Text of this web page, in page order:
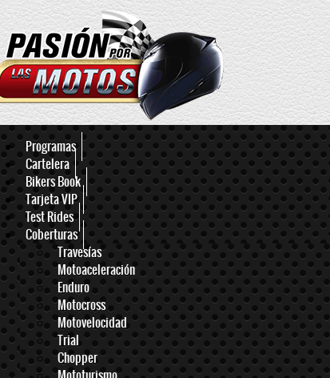
Programas
Cartelera
Bikers Book
Tarjeta VIP
Test Rides
Coberturas
Travesías
Motoaceleración
Enduro
Motocross
Motovelocidad
Trial
Chopper